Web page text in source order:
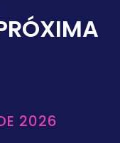
2026